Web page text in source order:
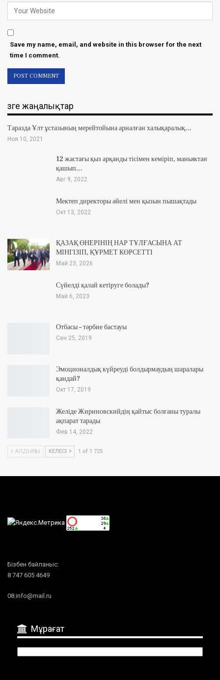
Save my name, email, and website in this browser for the next
time I comment.
Өзге жаңалықтар
Таразда Ұлт ұстазының мерейтойына арналған халықаралық…
Ноя 10, 2021
12 жастағы қыз арқанды тісімен кеміріп, маньяктан
қашып…
Авг 9, 2022
Мектеп директоры әйелі мен қызын пышақтады
Окт 13, 2022
ҚАЗАҚ ӨНЕРІНІҢ НАР ТҰЛҒАСЫНА АТ
МІНГІЗІП, ҚҰРМЕТ КӨРСЕТТІ
Май 23, 2026
Сүйелді қалай кетіруге болады?
Май 6, 2023
Отбасы – тәрбие бастауы
Сен 25, 2019
Эмоционалдық күйреуді болдырмаудың шаралары
қандай?
Окт 17, 2019
Желіде Жириновскийдің қайтыс болғаны туралы
ақпарат тарады
Фев 14, 2022
АЛДЫҢҒЫ КЕЛЕСІ 1 of 1 725
Бізбен байланыс:
8 747 605 4649
08.info@mail.ru
Мұрағат